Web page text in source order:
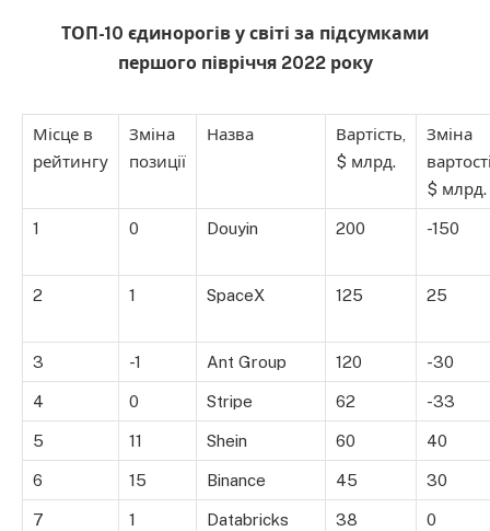
ТОП-10 єдинорогів у світі за підсумками
першого півріччя 2022 року
Місце в
рейтингу
Зміна
позиції
Назва
Вартість,
$ млрд.
Зміна
$ млрд.
1 0 Douyin 200 -150
2 1 SpaceX 125 25
3 -1 Ant Group 120 -30
4 0 Stripe 62 -33
5 11 Shein 60 40
6 15 Binance 45 30
7 1 Databricks 38 0